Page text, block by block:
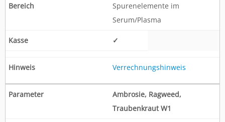
Spurenelemente im
Serum/Plasma
✓
Verrechnungshinweis
Ambrosie, Ragweed,
Traubenkraut W1